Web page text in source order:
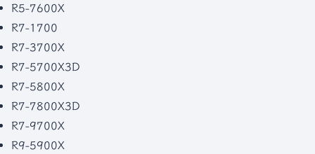
R5-7600X
R7-1700
R7-3700X
R7-5700X3D
R7-5800X
R7-7800X3D
R7-9700X
R9-5900X